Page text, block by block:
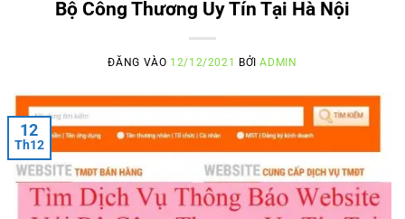
Bộ Công Thương Uy Tín Tại Hà Nội
ĐĂNG VÀO 12/12/2021 BỞIADMIN
12
Th12